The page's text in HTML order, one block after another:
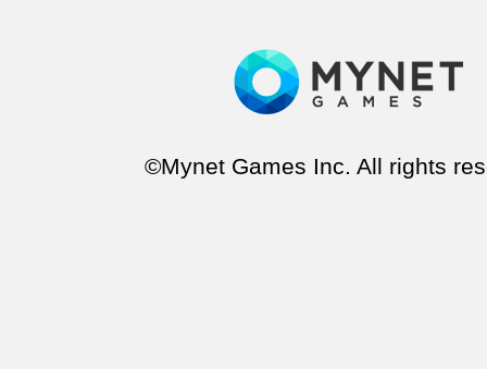
©Mynet Games Inc. All rights